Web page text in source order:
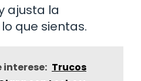
ajusta la
que sientas.
interese: Trucos